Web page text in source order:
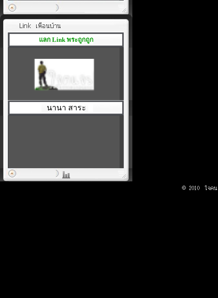
แลก Link พระถูกถูก
นานา สาระ